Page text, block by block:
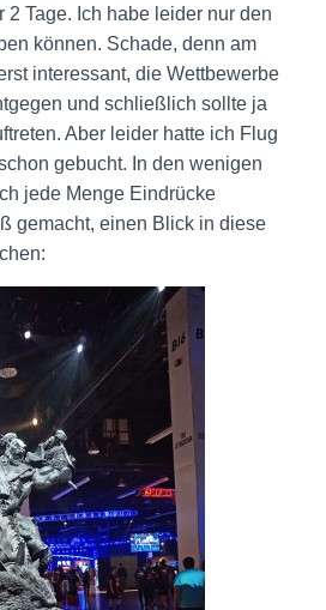
Tage. Ich habe leider nur den
können. Schade, denn am
interessant, die Wettbewerbe
und schließlich sollte ja
Aber leider hatte ich Flug
gebucht. In den wenigen
jede Menge Eindrücke
gemacht, einen Blick in diese